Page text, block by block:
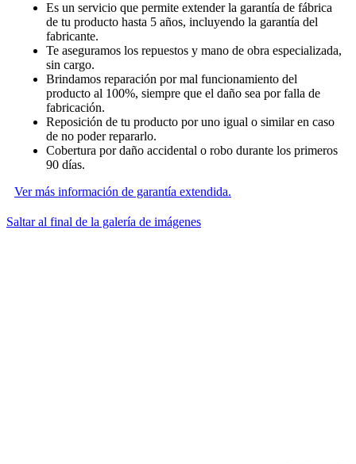
Es un servicio que permite extender la garantía de fábrica
de tu producto hasta 5 años, incluyendo la garantía del
fabricante.
Te aseguramos los repuestos y mano de obra especializada,
sin cargo.
Brindamos reparación por mal funcionamiento del
producto al 100%, siempre que el daño sea por falla de
fabricación.
Reposición de tu producto por uno igual o similar en caso
de no poder repararlo.
Cobertura por daño accidental o robo durante los primeros
90 días.
Ver más información de garantía extendida.
Saltar al final de la galería de imágenes